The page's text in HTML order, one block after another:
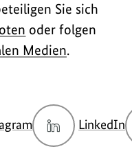
Sie sich
oder folgen
Medien.
zur
Instagram-LinkedIn